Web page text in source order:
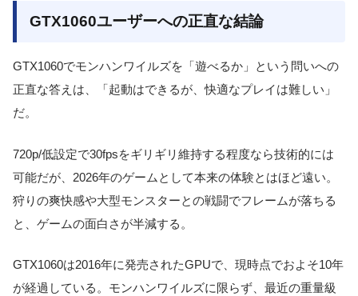
GTX1060ユーザーへの正直な結論
GTX1060でモンハンワイルズを「遊べるか」という問いへの
正直な答えは、「起動はできるが、快適なプレイは難しい」
だ。
720p/低設定で30fpsをギリギリ維持する程度なら技術的には
可能だが、2026年のゲームとして本来の体験とはほど遠い。
狩りの爽快感や大型モンスターとの戦闘でフレームが落ちる
と、ゲームの面白さが半減する。
GTX1060は2016年に発売されたGPUで、現時点でおよそ10年
が経過している。モンハンワイルズに限らず、最近の重量級